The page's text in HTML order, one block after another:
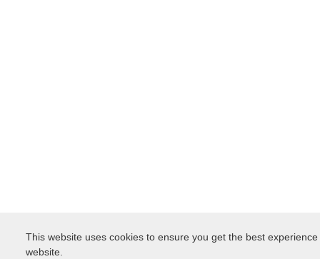
This website uses cookies to ensure you get the best
website.